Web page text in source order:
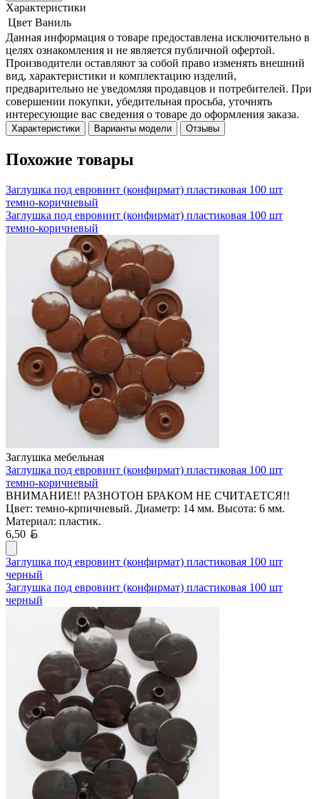
Характеристики
Цвет Ваниль
Данная информация о товаре предоставлена исключительно в
целях ознакомления и не является публичной офертой.
Производители оставляют за собой право изменять внешний
вид, характеристики и комплектацию изделий,
предварительно не уведомляя продавцов и потребителей. При
совершении покупки, убедительная просьба, уточнять
интересующие вас сведения о товаре до оформления заказа.
Характеристики Варианты модели Отзывы
Похожие товары
Заглушка под евровинт (конфирмат) пластиковая 100 шт
темно-коричневый
Заглушка под евровинт (конфирмат) пластиковая 100 шт
темно-коричневый
Заглушка мебельная
Заглушка под евровинт (конфирмат) пластиковая 100 шт
темно-коричневый
ВНИМАНИЕ!! РАЗНОТОН БРАКОМ НЕ СЧИТАЕТСЯ!!
Цвет: темно-крпичневый. Диаметр: 14 мм. Высота: 6 мм.
Материал: пластик.
6,50
Заглушка под евровинт (конфирмат) пластиковая 100 шт
черный
Заглушка под евровинт (конфирмат) пластиковая 100 шт
черный